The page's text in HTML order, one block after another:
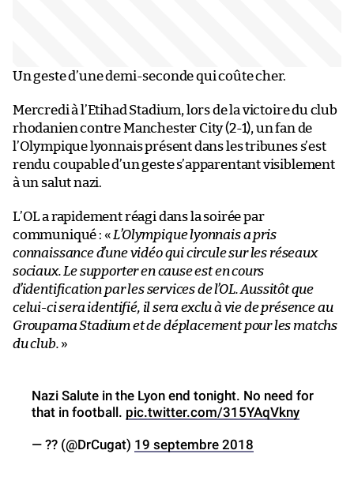
Un geste d’une demi-seconde qui coûte cher.
Mercredi à l’Etihad Stadium, lors de la victoire du club
rhodanien contre Manchester City (2-1), un fan de
l’Olympique lyonnais présent dans les tribunes s’est
rendu coupable d’un geste s’apparentant visiblement
à un salut nazi.
L’OL a rapidement réagi dans la soirée par
communiqué : « L’Olympique lyonnais a pris
connaissance d’une vidéo qui circule sur les réseaux
sociaux. Le supporter en cause est en cours
d’identification par les services de l’OL. Aussitôt que
celui-ci sera identifié, il sera exclu à vie de présence au
Groupama Stadium et de déplacement pour les matchs
du club. »
Nazi Salute in the Lyon end tonight. No need for
that in football. pic.twitter.com/315YAqVkny
— ?? (@DrCugat) 19 septembre 2018